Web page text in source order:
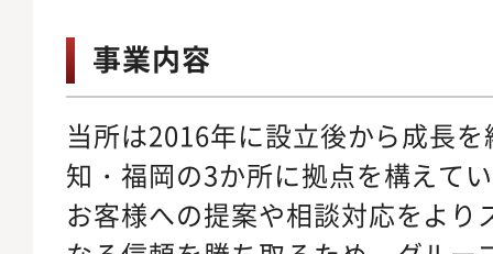
事業内容
当所は2016年に設立後から成長
知・福岡の3か所に拠点を構えて
お客様への提案や相談対応をより